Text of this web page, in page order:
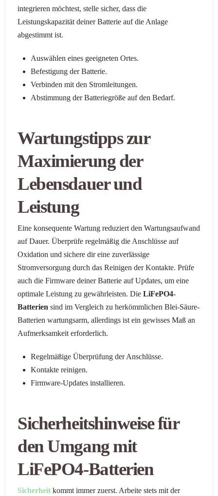
integrieren möchtest, stelle sicher, dass die
Leistungskapazität deiner Batterie auf die Anlage
abgestimmt ist.
Auswählen eines geeigneten Ortes.
Befestigung der Batterie.
Verbinden mit den Stromleitungen.
Abstimmung der Batteriegröße auf den Bedarf.
Wartungstipps zur
Maximierung der
Lebensdauer und
Leistung
Eine konsequente Wartung reduziert den Wartungsaufwand
auf Dauer. Überprüfe regelmäßig die Anschlüsse auf
Oxidation und sichere dir eine zuverlässige
Stromversorgung durch das Reinigen der Kontakte. Prüfe
auch die Firmware deiner Batterie auf Updates, um eine
optimale Leistung zu gewährleisten. DieLiFePO4-
Batterien sind im Vergleich zu herkömmlichen Blei-Säure-
Batterien wartungsarm, allerdings ist ein gewisses Maß an
Aufmerksamkeit erforderlich.
Regelmäßige Überprüfung der Anschlüsse.
Kontakte reinigen.
Firmware-Updates installieren.
Sicherheitshinweise für
den Umgang mit
LiFePO4-Batterien
Sicherheit kommt immer zuerst. Arbeite stets mit der